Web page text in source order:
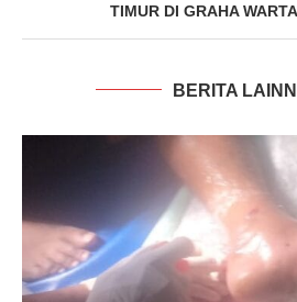
TIMUR DI GRAHA
BERITA